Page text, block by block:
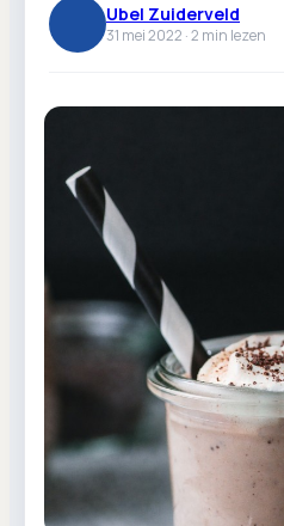
Ubel Zuiderveld
31 mei 2022 ·2 min lezen